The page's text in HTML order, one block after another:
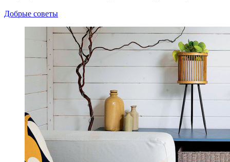
Добрые советы